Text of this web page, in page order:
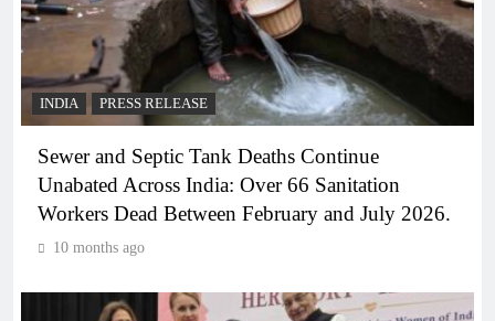
INDIA PRESS RELEASE
Sewer and Septic Tank Deaths Continue
Unabated Across India: Over 66 Sanitation
Workers Dead Between February and July 2026.
10 months ago